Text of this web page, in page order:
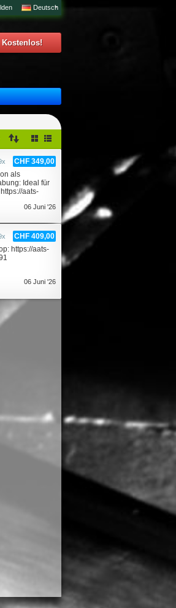
Deutsch
Kostenlos!
CHF 349,00
als
Ideal für
aats-
06 Juni '26
CHF 409,00
https://aats-
06 Juni '26